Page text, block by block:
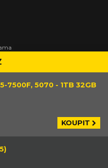
7500F, 5070 - 1TB 32GB
KOUPIT